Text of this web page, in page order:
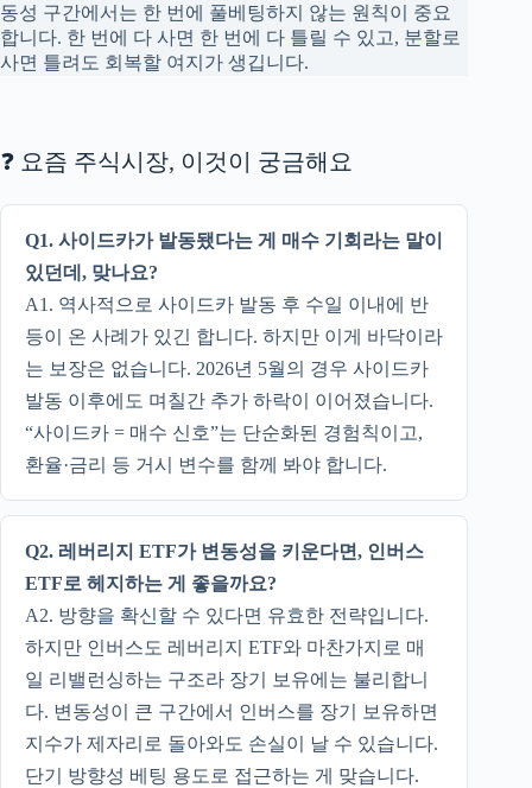
동성 구간에서는 한 번에 풀베팅하지 않는 원칙이 중요
합니다. 한 번에 다 사면 한 번에 다 틀릴 수 있고, 분할로
사면 틀려도 회복할 여지가 생깁니다.
❓ 요즘 주식시장, 이것이 궁금해요
Q1. 사이드카가 발동됐다는 게 매수 기회라는 말이
있던데, 맞나요?
A1. 역사적으로 사이드카 발동 후 수일 이내에 반
등이 온 사례가 있긴 합니다. 하지만 이게 바닥이라
는 보장은 없습니다. 2026년 5월의 경우 사이드카
발동 이후에도 며칠간 추가 하락이 이어졌습니다.
“사이드카 = 매수 신호”는 단순화된 경험칙이고,
환율·금리 등 거시 변수를 함께 봐야 합니다.
Q2. 레버리지 ETF가 변동성을 키운다면, 인버스
ETF로 헤지하는 게 좋을까요?
A2. 방향을 확신할 수 있다면 유효한 전략입니다.
하지만 인버스도 레버리지 ETF와 마찬가지로 매
일 리밸런싱하는 구조라 장기 보유에는 불리합니
다. 변동성이 큰 구간에서 인버스를 장기 보유하면
지수가 제자리로 돌아와도 손실이 날 수 있습니다.
단기 방향성 베팅 용도로 접근하는 게 맞습니다.